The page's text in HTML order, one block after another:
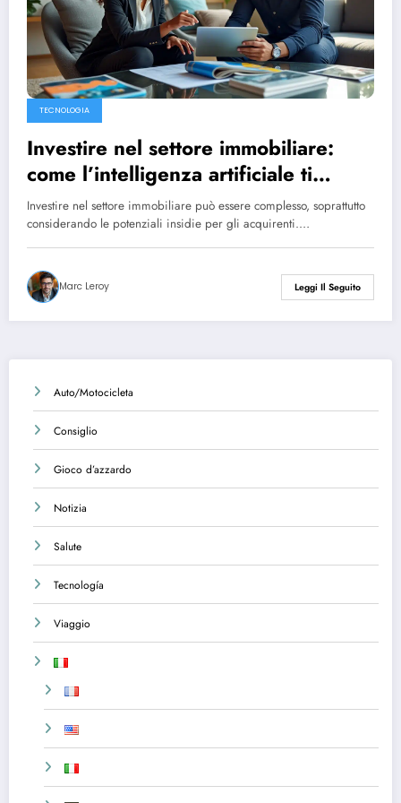
TECNOLOGIA
Investire nel settore immobiliare:
come l’intelligenza artificiale ti
protegge dagli errori prima di
firmare
Investire nel settore immobiliare può essere complesso, soprattutto
considerando le potenziali insidie ​​per gli acquirenti.…
Marc Leroy Leggi Il Seguito
Auto/Motocicleta
Consiglio
Gioco d’azzardo
Notizia
Salute
Tecnología
Viaggio